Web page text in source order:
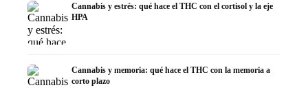
Cannabis y estrés: qué hace el THC con el cortisol y la eje
HPA
Cannabis y memoria: qué hace el THC con la memoria a
corto plazo